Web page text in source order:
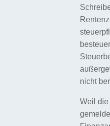
nicht
Weil die